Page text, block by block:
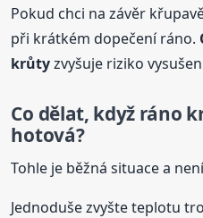
Pokud chci na závěr
při krátkém dopečení ráno.
krůtyzvyšuje riziko
Co dělat, když ráno
hotová?
Tohle je běžná situace a
Jednoduše zvyšte teplotu